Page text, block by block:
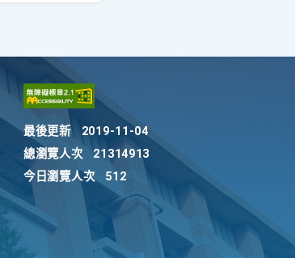
最後更新
2019-11-04
總瀏覽人次
21314913
今日瀏覽人次
512